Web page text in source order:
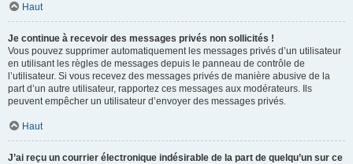
Haut
Je continue à recevoir des messages privés non sollicités !
Vous pouvez supprimer automatiquement les messages privés d’un utilisateur
en utilisant les règles de messages depuis le panneau de contrôle de
l’utilisateur. Si vous recevez des messages privés de manière abusive de la
part d’un autre utilisateur, rapportez ces messages aux modérateurs. Ils
peuvent empêcher un utilisateur d’envoyer des messages privés.
Haut
J’ai reçu un courrier électronique indésirable de la part de quelqu’un sur ce